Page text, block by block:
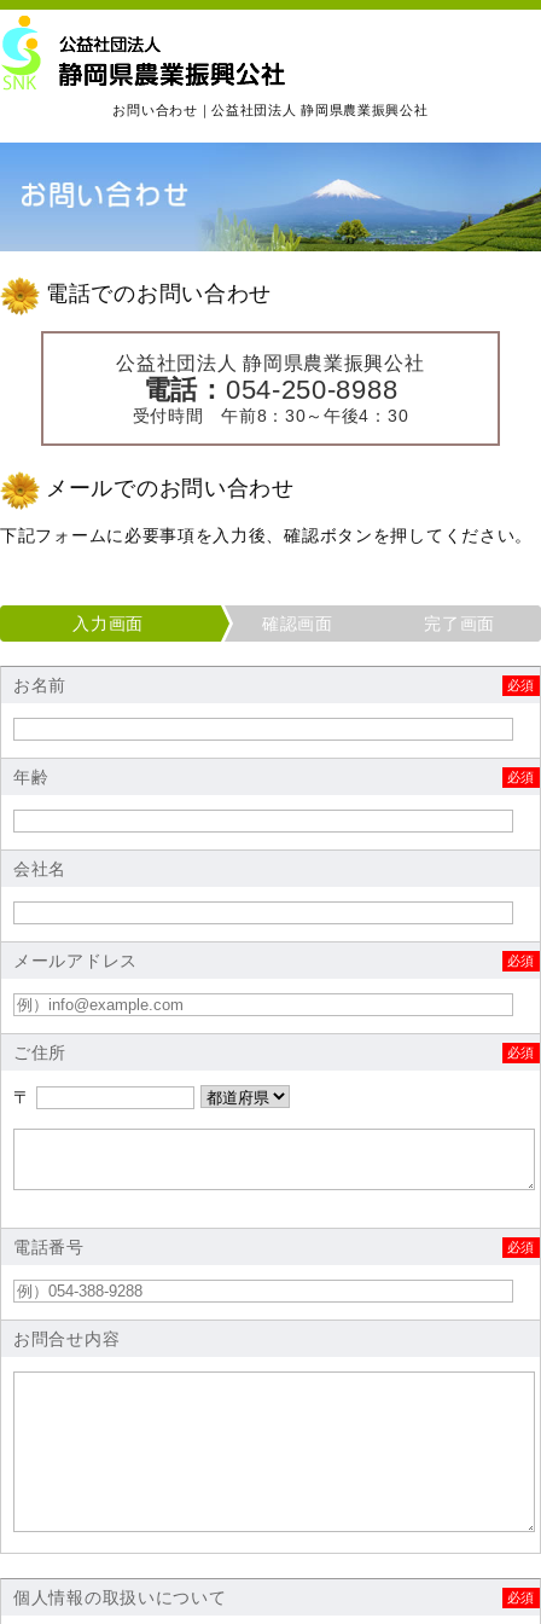
お問い合わせ｜公益社団法人 静岡県農業振興公社
電話でのお問い合わせ
公益社団法人 静岡県農業振興公社
電話： 054-250-8988
受付時間 午前8：30～午後4：30
メールでのお問い合わせ
下記フォームに必要事項を入力後、確認ボタンを押してください。
入力画面 確認画面 完了画面
お名前 必須
年齢 必須
会社名
メールアドレス 必須
ご住所 必須
〒
電話番号 必須
お問合せ内容
個人情報の取扱いについて 必須